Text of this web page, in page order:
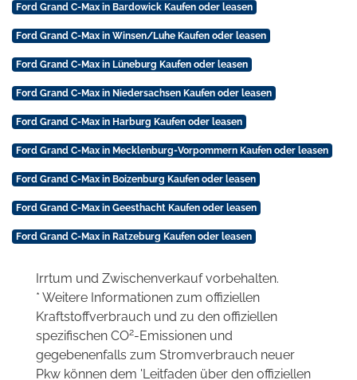
Ford Grand C-Max in Bardowick Kaufen oder leasen
Ford Grand C-Max in Winsen/Luhe Kaufen oder leasen
Ford Grand C-Max in Lüneburg Kaufen oder leasen
Ford Grand C-Max in Niedersachsen Kaufen oder leasen
Ford Grand C-Max in Harburg Kaufen oder leasen
Ford Grand C-Max in Mecklenburg-Vorpommern Kaufen oder leasen
Ford Grand C-Max in Boizenburg Kaufen oder leasen
Ford Grand C-Max in Geesthacht Kaufen oder leasen
Ford Grand C-Max in Ratzeburg Kaufen oder leasen
Irrtum und Zwischenverkauf vorbehalten.
* Weitere Informationen zum offiziellen
Kraftstoffverbrauch und zu den offiziellen
spezifischen CO2-Emissionen und
gegebenenfalls zum Stromverbrauch neuer
Pkw können dem 'Leitfaden über den offiziellen